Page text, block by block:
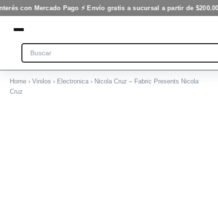
con Mercado Pago ⚡ Envío gratis a sucursal a partir de
Ir
al
contenido
Search
Home › Vinilos › Electronica › Nicola Cruz – Fabric Presents Nicola
Cruz